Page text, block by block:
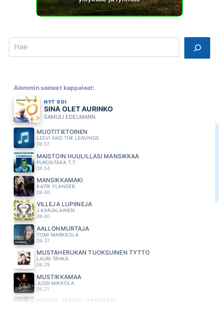
Search
Aiemmin soineet kappaleet:
NYT SOI
SINÄ OLET AURINKO
SAMULI EDELMANN
MUOTITIETOINEN
LEEVI AND THE LEAVINGS
06.57
MAISTOIN HUULILLASI MANSIKKAA
PURONTAKA T.T.
06.54
MANSIKKAMÄKI
KATRI YLANDER
06.46
VILLEJA LUPIINEJA
J KARJALAINEN
06.40
AALLONMURTAJA
TOMI MARKKOLA
06.37
MUSTAHERUKAN TUOKSUINEN TYTTÖ
LAURI TÄHKÄ
06.29
MUSTIKKAMAA
JUSSI MIKKOLA
06.21
KOIVUT JA MARJAPENSAAT